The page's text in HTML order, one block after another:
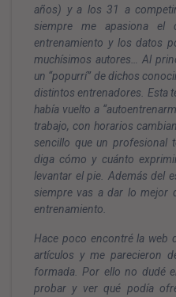
años) y a los 31 a
siempre me apasiona el
entrenamiento y los datos
muchísimos autores… Al
un “popurrí” de dichos
distintos entrenadores. Esta
había vuelto a
trabajo, con horarios
sencillo que un profesional
diga cómo y cuánto
levantar el pie. Además del
siempre vas a dar lo mejor
entrenamiento.
Hace poco encontré la web
artículos y me parecieron
formada. Por ello no dudé
probar y ver qué podía